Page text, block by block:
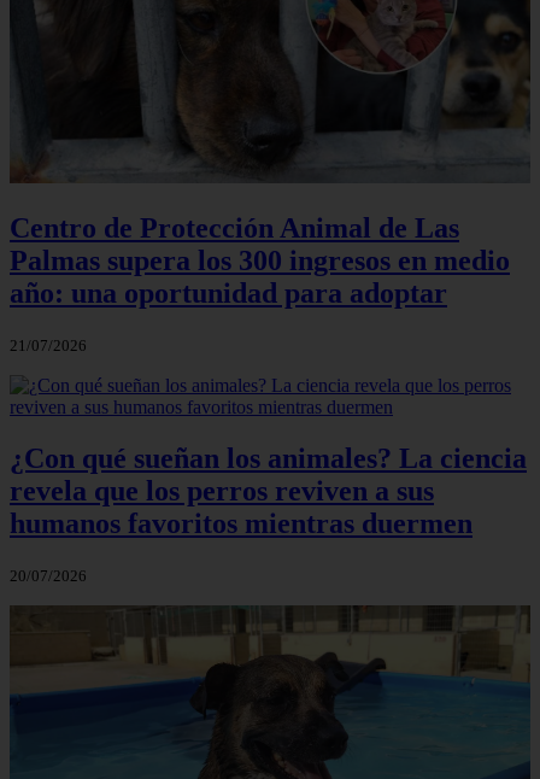
Centro de Protección Animal de Las
Palmas supera los 300 ingresos en medio
año: una oportunidad para adoptar
21/07/2026
¿Con qué sueñan los animales? La ciencia
revela que los perros reviven a sus
humanos favoritos mientras duermen
20/07/2026